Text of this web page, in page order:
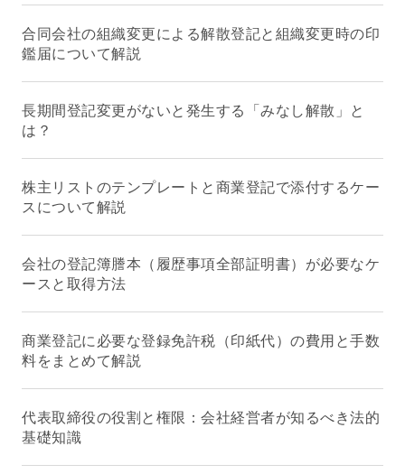
合同会社の組織変更による解散登記と組織変更時の印
鑑届について解説
長期間登記変更がないと発生する「みなし解散」と
は？
株主リストのテンプレートと商業登記で添付するケー
スについて解説
会社の登記簿謄本（履歴事項全部証明書）が必要なケ
ースと取得方法
商業登記に必要な登録免許税（印紙代）の費用と手数
料をまとめて解説
代表取締役の役割と権限：会社経営者が知るべき法的
基礎知識